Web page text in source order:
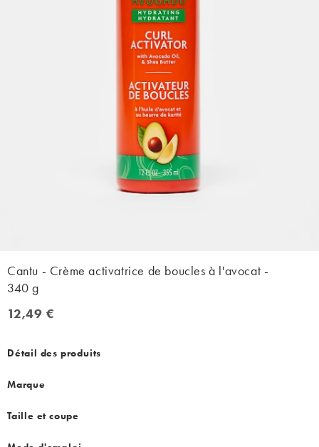
Cantu - Crème activatrice de boucles à l'avocat -
340 g
12,49 €
12,49 €
Détail des produits
Marque
Taille et coupe